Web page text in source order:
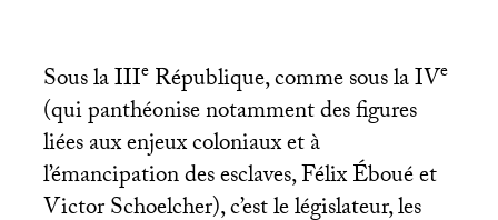
Sous laIIIeRépublique, comme sous laIVe
(qui panthéonise notamment des figures
liées aux enjeux coloniaux et à
l’émancipation des esclaves, Félix Éboué et
Victor Schoelcher), c’est le législateur, les